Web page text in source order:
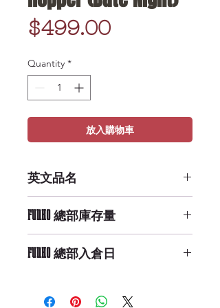
$499.00Price
Quantity *
放入購物車
英文品名
(Date Night)
FUNKO 總部庫存量
FUNKO 總部入倉日